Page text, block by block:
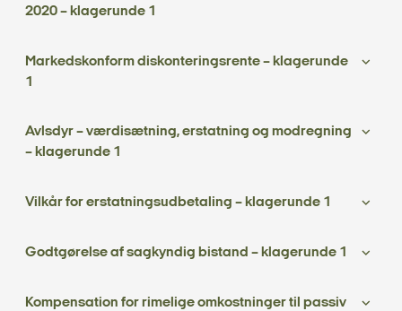
2020 – klagerunde 1
Markedskonform diskonteringsrente – klagerunde
1
Avlsdyr – værdisætning, erstatning og modregning
– klagerunde 1
Vilkår for erstatningsudbetaling – klagerunde 1
Godtgørelse af sagkyndig bistand – klagerunde 1
Kompensation for rimelige omkostninger til passiv